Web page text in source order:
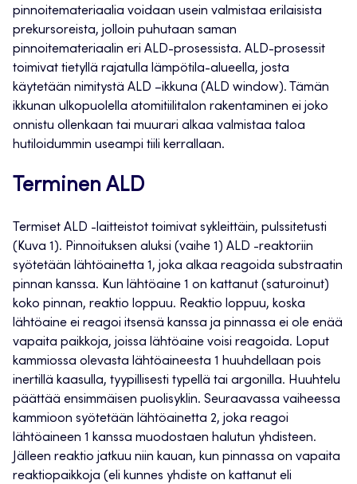
pinnoitemateriaalia voidaan usein valmistaa erilaisista
prekursoreista, jolloin puhutaan saman
pinnoitemateriaalin eri ALD-prosessista. ALD-prosessit
toimivat tietyllä rajatulla lämpötila-alueella, josta
käytetään nimitystä ALD –ikkuna (ALD window). Tämän
ikkunan ulkopuolella atomitiilitalon rakentaminen ei joko
onnistu ollenkaan tai muurari alkaa valmistaa taloa
hutiloidummin useampi tiili kerrallaan.
Terminen ALD
Termiset ALD -laitteistot toimivat sykleittäin, pulssitetusti
(Kuva 1). Pinnoituksen aluksi (vaihe 1) ALD -reaktoriin
syötetään lähtöainetta 1, joka alkaa reagoida substraatin
pinnan kanssa. Kun lähtöaine 1 on kattanut (saturoinut)
koko pinnan, reaktio loppuu. Reaktio loppuu, koska
lähtöaine ei reagoi itsensä kanssa ja pinnassa ei ole enää
vapaita paikkoja, joissa lähtöaine voisi reagoida. Loput
kammiossa olevasta lähtöaineesta 1 huuhdellaan pois
inertillä kaasulla, tyypillisesti typellä tai argonilla. Huuhtelu
päättää ensimmäisen puolisyklin. Seuraavassa vaiheessa
kammioon syötetään lähtöainetta 2, joka reagoi
lähtöaineen 1 kanssa muodostaen halutun yhdisteen.
Jälleen reaktio jatkuu niin kauan, kun pinnassa on vapaita
reaktiopaikkoja (eli kunnes yhdiste on kattanut eli